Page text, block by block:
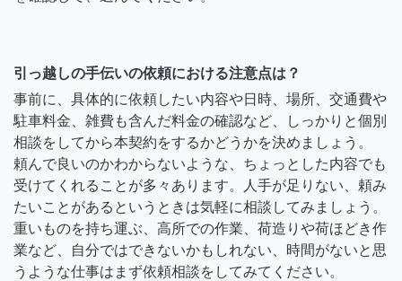
引っ越しの手伝いの依頼における注意点は？
事前に、具体的に依頼したい内容や日時、場所、交通費や
駐車料金、雑費も含んだ料金の確認など、しっかりと個別
相談をしてから本契約をするかどうかを決めましょう。
頼んで良いのかわからないような、ちょっとした内容でも
受けてくれることが多々あります。人手が足りない、頼み
たいことがあるというときは気軽に相談してみましょう。
重いものを持ち運ぶ、高所での作業、荷造りや荷ほどき作
業など、自分ではできないかもしれない、時間がないと思
うような仕事はまず依頼相談をしてみてください。